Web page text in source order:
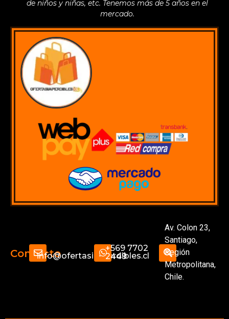
de niños y niñas, etc. Tenemos más de 5 años en el
mercado.
Contactoinfo@ofertasimperdibles.cl
+569 7702
2449
Av. Colon 23,
Santiago,
Región
Metropolitana,
Chile.